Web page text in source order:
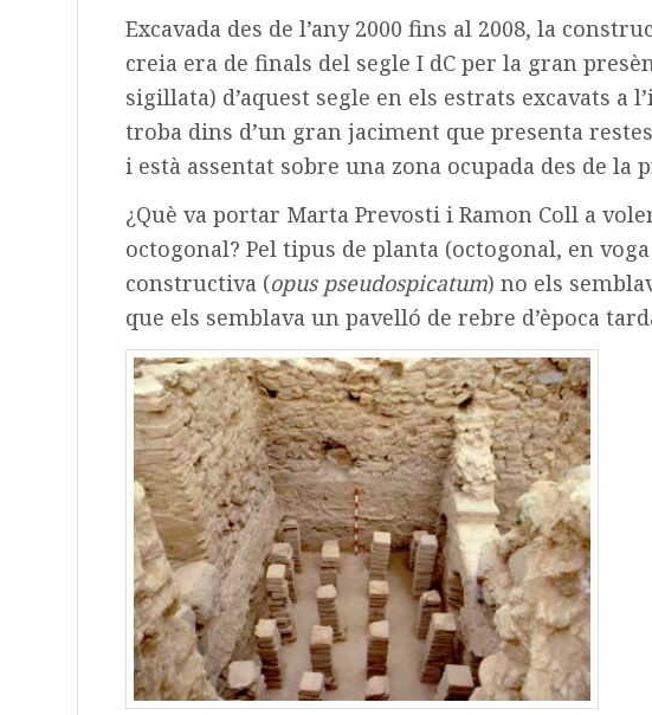
Excavada des de l’any 2000 fins al 2008, la
creia era de finals del segle I dC per la gran
sigillata) d’aquest segle en els estrats excavats a
troba dins d’un gran jaciment que presenta
i està assentat sobre una zona ocupada des de la
¿Què va portar Marta Prevosti i Ramon Coll a
octogonal? Pel tipus de planta (octogonal, en
constructiva (opus pseudospicatum) no els
que els semblava un pavelló de rebre d’època